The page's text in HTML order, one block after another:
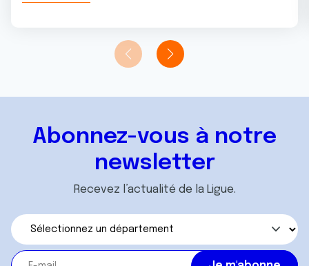
Abonnez-vous à notre
newsletter
Recevez l’actualité de la Ligue.